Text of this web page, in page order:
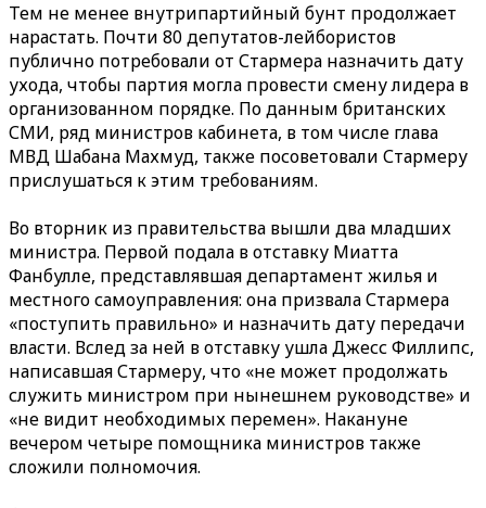
Тем не менее внутрипартийный бунт продолжает
нарастать. Почти 80 депутатов-лейбористов
публично потребовали от Стармера назначить дату
ухода, чтобы партия могла провести смену лидера в
организованном порядке. По данным британских
СМИ, ряд министров кабинета, в том числе глава
МВД Шабана Махмуд, также посоветовали Стармеру
прислушаться к этим требованиям.
Во вторник из правительства вышли два младших
министра. Первой подала в отставку Миатта
Фанбулле, представлявшая департамент жилья и
местного самоуправления: она призвала Стармера
«поступить правильно» и назначить дату передачи
власти. Вслед за ней в отставку ушла Джесс Филлипс,
написавшая Стармеру, что «не может продолжать
служить министром при нынешнем руководстве» и
«не видит необходимых перемен». Накануне
вечером четыре помощника министров также
сложили полномочия.